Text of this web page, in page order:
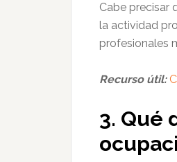
Cabe precisar
la actividad
profesionales
Recurso útil:
3. Qué